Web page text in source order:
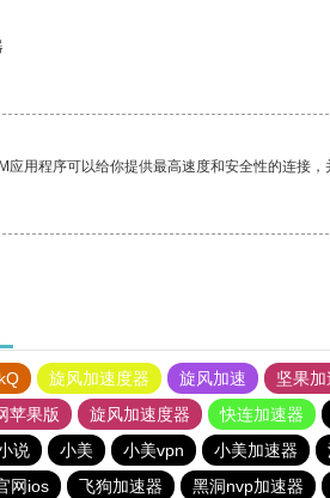
应用程序可以给你提供最高速度和安全性的连接，
旋风加速度器 旋风加速 坚果加
苹果版
旋风加速度器 快连加速器
说 小美 小美vpn 小美加速器
网ios
飞狗加速器 黑洞nvp加速器